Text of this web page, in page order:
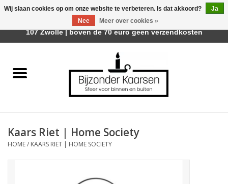
Räder Design Stories
Geurkaarsen
Kaars Riet | Home Society
HOME/ KAARS RIET | HOME SOCIETY
Wij slaan cookies op om onze website te verbeteren. Is dat akkoord?
Ja
Nee
Meer over cookies »
Afhalen is mogelijk bij Trotz Woon & Cadeau | Belvederelaan
107 Zwolle | boven de 70 euro geen verzendkosten